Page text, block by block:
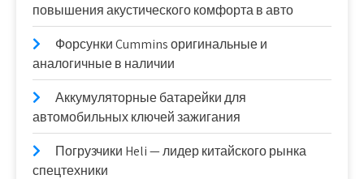
повышения акустического комфорта в авто
Форсунки Cummins оригинальные и
аналогичные в наличии
Аккумуляторные батарейки для
автомобильных ключей зажигания
Погрузчики Heli — лидер китайского рынка
спецтехники